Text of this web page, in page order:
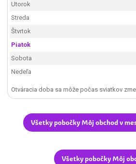
Utorok
Streda
Štvrtok
Piatok
Sobota
Nedeľa
Otváracia doba sa môže počas sviatkov
Všetky pobočky Môj obchod v
Všetky pobočky Môj